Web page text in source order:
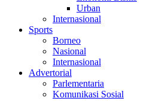
Urban
Internasional
Sports
Borneo
Nasional
Internasional
Advertorial
Parlementaria
Komunikasi Sosial